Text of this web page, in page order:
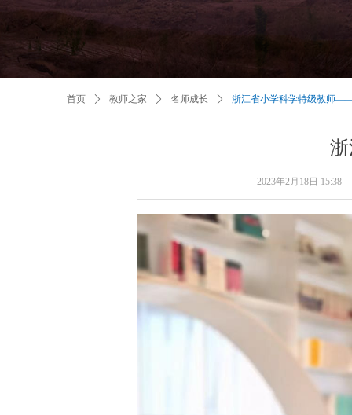
首页 ꄲ 教师之家 ꄲ 名师成长 ꄲ 浙江省小学科学特级教师
2023年2月18日 15:38